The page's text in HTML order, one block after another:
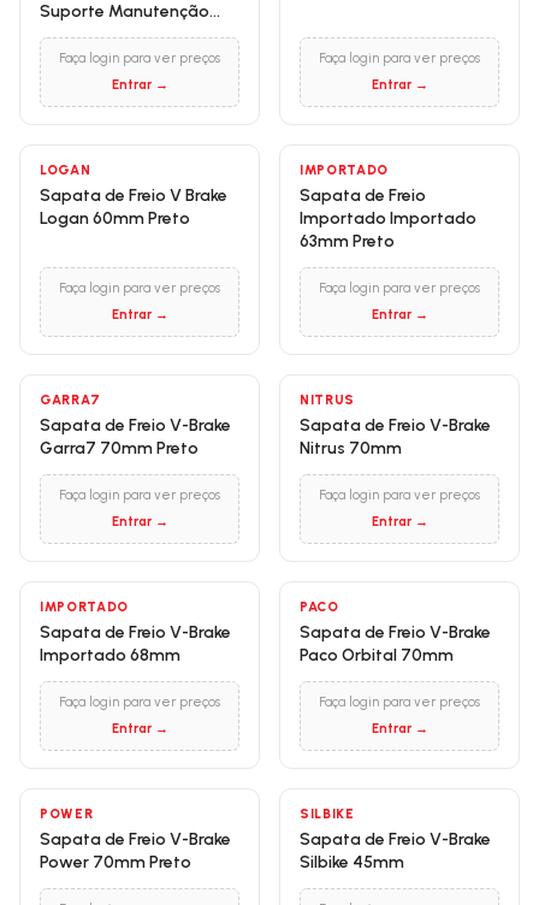
Suporte Manutenção
Bicicleta
Faça login para ver preços
Entrar →
Faça login para ver preços
Entrar →
LOGAN
Sapata de Freio V Brake
Logan 60mm Preto
Faça login para ver preços
Entrar →
IMPORTADO
Sapata de Freio
Importado Importado
63mm Preto
Faça login para ver preços
Entrar →
GARRA7
Sapata de Freio V-Brake
Garra7 70mm Preto
Faça login para ver preços
Entrar →
NITRUS
Sapata de Freio V-Brake
Nitrus 70mm
Faça login para ver preços
Entrar →
IMPORTADO
Sapata de Freio V-Brake
Importado 68mm
Faça login para ver preços
Entrar →
PACO
Sapata de Freio V-Brake
Paco Orbital 70mm
Faça login para ver preços
Entrar →
POWER
Sapata de Freio V-Brake
Power 70mm Preto
SILBIKE
Sapata de Freio V-Brake
Silbike 45mm